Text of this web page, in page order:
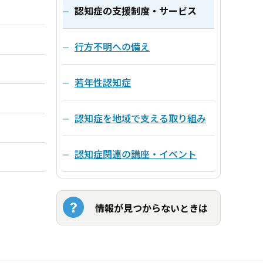
認知症の支援制度・サービス
行方不明への備え
若年性認知症
認知症を地域で支える取り組み
認知症関連の講座・イベント
情報が見つからないときは